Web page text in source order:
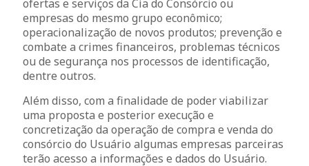
ofertas e serviços da Cia do Consórcio ou
empresas do mesmo grupo econômico;
operacionalização de novos produtos; prevenção e
combate a crimes financeiros, problemas técnicos
ou de segurança nos processos de identificação,
dentre outros.
Além disso, com a finalidade de poder viabilizar
uma proposta e posterior execução e
concretização da operação de compra e venda do
consórcio do Usuário algumas empresas parceiras
terão acesso a informações e dados do Usuário.